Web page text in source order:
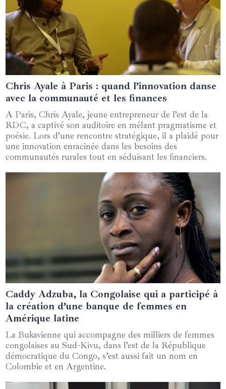
16 novembre 2024
Chris Ayale à Paris : quand l’innovation danse
avec la communauté et les finances
A Paris, Chris Ayale, jeune entrepreneur de l’est de la
RDC, a captivé son auditoire en mêlant pragmatisme et
poésie. Lors d’une rencontre stratégique, il a plaidé pour
une innovation enracinée dans les besoins des
communautés rurales tout en séduisant les financiers.
05 juin 2024
Caddy Adzuba, la Congolaise qui a participé à
la création d’une banque de femmes en
Amérique latine
La Bukavienne qui accompagne des milliers de femmes
congolaises au Sud-Kivu, dans l’est de la République
démocratique du Congo, s’est aussi fait un nom en
Colombie et en Argentine.